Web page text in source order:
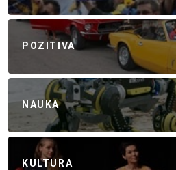
POZITIVA
NAUKA
KULTURA